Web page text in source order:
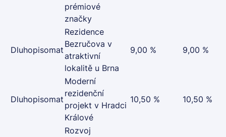
prémiové
značky
Dluhopisomat
Rezidence
Bezručova v
atraktivní
lokalitě u Brna
9,00 % 9,00 %
Dluhopisomat
Moderní
rezidenční
projekt v Hradci
Králové
10,50 % 10,50 %
Rozvoj